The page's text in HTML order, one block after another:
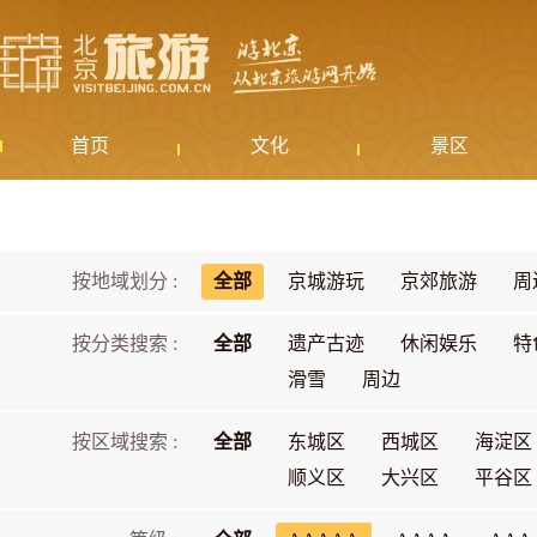
首页 文化 景区
按地域划分 : 全部 京城游玩 京郊旅游 周
按分类搜索 : 全部 遗产古迹 休闲娱乐
特
滑雪
周边
按区域搜索 : 全部 东城区 西城区
海淀区
顺义区
大兴区 平谷区